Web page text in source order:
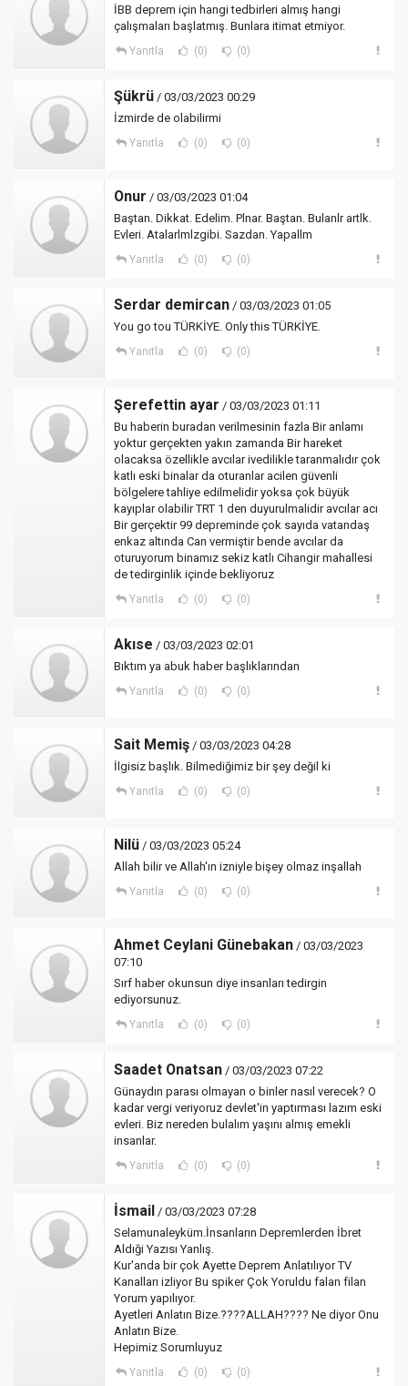
İBB deprem için hangi tedbirleri almış hangi
çalışmaları başlatmış. Bunlara itimat etmiyor.
Yanıtla (0) (0)
Şükrü / 03/03/2023 00:29
İzmirde de olabilirmi
Yanıtla (0) (0)
Onur / 03/03/2023 01:04
Baştan. Dikkat. Edelim. Plnar. Baştan. Bulanlr artlk.
Evleri. Atalarlmlzgibi. Sazdan. Yapallm
Yanıtla (0) (0)
Serdar demircan / 03/03/2023 01:05
You go tou TÜRKİYE. Only this TÜRKİYE.
Yanıtla (0) (0)
Şerefettin ayar / 03/03/2023 01:11
Bu haberin buradan verilmesinin fazla Bir anlamı
yoktur gerçekten yakın zamanda Bir hareket
olacaksa özellikle avcılar ivedilikle taranmalıdır çok
katlı eski binalar da oturanlar acilen güvenli
bölgelere tahliye edilmelidir yoksa çok büyük
kayıplar olabilir TRT 1 den duyurulmalidir avcılar acı
Bir gerçektir 99 depreminde çok sayıda vatandaş
enkaz altında Can vermiştir bende avcılar da
oturuyorum binamız sekiz katlı Cihangir mahallesi
de tedirginlik içinde bekliyoruz
Yanıtla (0) (0)
Akıse / 03/03/2023 02:01
Bıktım ya abuk haber başlıklarından
Yanıtla (0) (0)
Sait Memiş / 03/03/2023 04:28
İlgisiz başlık. Bilmediğimiz bir şey değil ki
Yanıtla (0) (0)
Nilü / 03/03/2023 05:24
Allah bilir ve Allah'ın izniyle bişey olmaz inşallah
Yanıtla (0) (0)
Ahmet Ceylani Günebakan / 03/03/2023
07:10
Sırf haber okunsun diye insanları tedirgin
ediyorsunuz.
Yanıtla (0) (0)
Saadet Onatsan / 03/03/2023 07:22
Günaydın parası olmayan o binler nasıl verecek? O
kadar vergi veriyoruz devlet'in yaptırması lazım eski
evleri. Biz nereden bulalım yaşını almış emekli
insanlar.
Yanıtla (0) (0)
İsmail / 03/03/2023 07:28
Selamunaleyküm.İnsanların Depremlerden İbret
Aldıği Yazısı Yanlış.
Kur'anda bir çok Ayette Deprem Anlatılıyor TV
Kanalları izliyor Bu spiker Çok Yoruldu falan filan
Yorum yapılıyor.
Ayetleri Anlatın Bize.????ALLAH???? Ne diyor Onu
Anlatın Bize.
Hepimiz Sorumluyuz
Yanıtla (0) (0)